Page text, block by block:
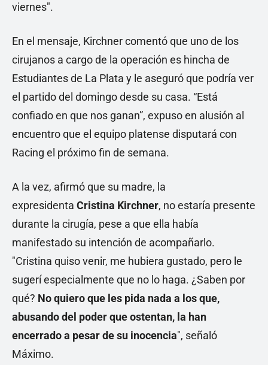
viernes".
En el mensaje, Kirchner comentó que uno de los
cirujanos a cargo de la operación es hincha de
Estudiantes de La Plata y le aseguró que podría ver
el partido del domingo desde su casa. “Está
confiado en que nos ganan”, expuso en alusión al
encuentro que el equipo platense disputará con
Racing el próximo fin de semana.
A la vez, afirmó que su madre, la
expresidenta Cristina Kirchner, no estaría presente
durante la cirugía, pese a que ella había
manifestado su intención de acompañarlo.
"Cristina quiso venir, me hubiera gustado, pero le
sugerí especialmente que no lo haga. ¿Saben por
qué? No quiero que les pida nada a los que,
abusando del poder que ostentan, la han
encerrado a pesar de su inocencia", señaló
Máximo.